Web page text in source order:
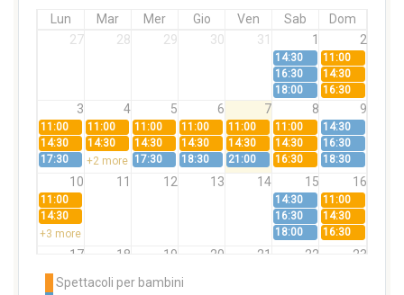
Lun Mar Mer Gio Ven Sab
Dom
27
28 29 30 31 1 2
14:30
11:00
16:30
14:30
18:00
16:30
3 4 5 6 7 8 9
11:00 11:00 11:00 11:00 11:00 11:00
14:30
14:30
14:30 14:30 14:30 14:30 14:30
16:30
17:30
+2 more 17:30 18:30 21:00 16:30 18:30
10 11 12 13 14 15 16
11:00 14:30
11:00
14:30
16:30
14:30
+3 more
18:00 16:30
17 18 19 20 21 22 23
11:00
14:30
14:30 14:30 14:30
Spettacoli per bambini